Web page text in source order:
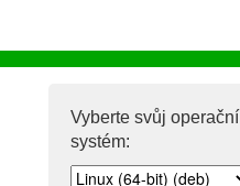
Vyberte svůj operační
systém: